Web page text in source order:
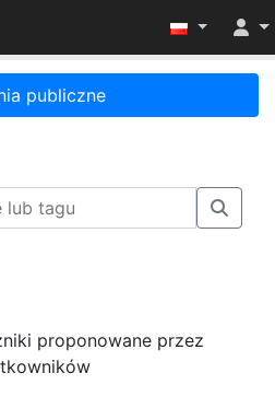
widoczność menu
publiczne
proponowane przez